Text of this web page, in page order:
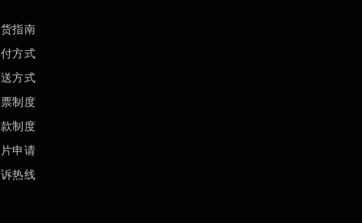
指南
方式
方式
制度
制度
申请
热线